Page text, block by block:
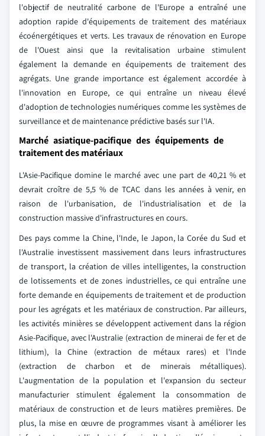
l'objectif de neutralité carbone de l'Europe a entraîné une
adoption rapide d'équipements de traitement des matériaux
écoénergétiques et verts. Les travaux de rénovation en Europe
de l'Ouest ainsi que la revitalisation urbaine stimulent
également la demande en équipements de traitement des
agrégats. Une grande importance est également accordée à
l'innovation en Europe, ce qui entraîne un niveau élevé
d'adoption de technologies numériques comme les systèmes de
surveillance et de maintenance prédictive basés sur l'IA.
Marché asiatique-pacifique des équipements de
traitement des matériaux
L'Asie-Pacifique domine le marché avec une part de 40,21 % et
devrait croître de 5,5 % de TCAC dans les années à venir, en
raison de l'urbanisation, de l'industrialisation et de la
construction massive d'infrastructures en cours.
Des pays comme la Chine, l'Inde, le Japon, la Corée du Sud et
l'Australie investissent massivement dans leurs infrastructures
de transport, la création de villes intelligentes, la construction
de lotissements et de zones industrielles, ce qui entraîne une
forte demande en équipements de traitement et de production
pour les agrégats et les matériaux de construction. Par ailleurs,
les activités minières se développent activement dans la région
Asie-Pacifique, avec l'Australie (extraction de minerai de fer et de
lithium), la Chine (extraction de métaux rares) et l'Inde
(extraction de charbon et de minerais métalliques).
L'augmentation de la population et l'expansion du secteur
manufacturier stimulent également la consommation de
matériaux de construction et de leurs matières premières. De
plus, la mise en œuvre de programmes visant à améliorer les